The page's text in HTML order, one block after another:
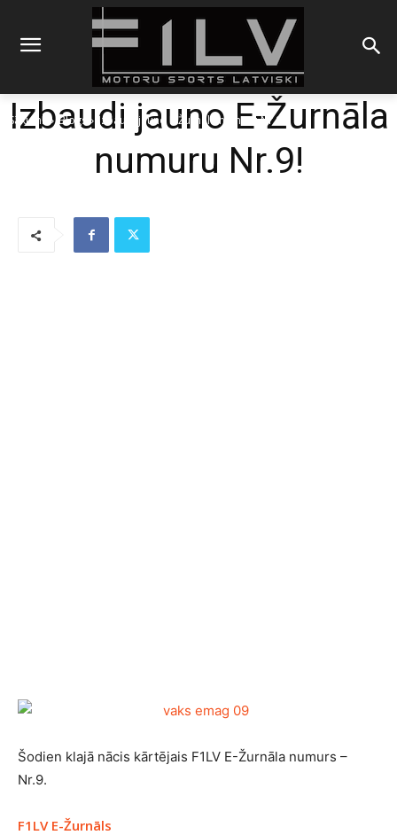
Sākums Blogs Izbaudi jauno E-Žurnāla numuru Nr.9!
Izbaudi jauno E-Žurnāla
numuru Nr.9!
Šodien klajā nācis kārtējais F1LV E-Žurnāla numurs –
Nr.9.
F1LV E-Žurnāls